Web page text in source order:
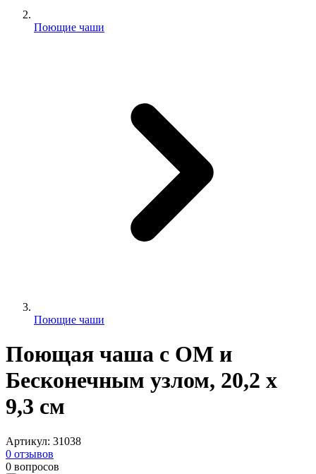
Поющие чаши
Поющие чаши
Поющая чаша с ОМ и
Бесконечным узлом, 20,2 х
9,3 см
Артикул: 31038
0 отзывов
0 вопросов